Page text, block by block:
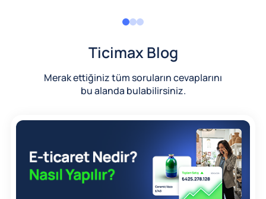
Ticimax Blog
Merak ettiğiniz tüm soruların cevaplarını
bu alanda bulabilirsiniz.